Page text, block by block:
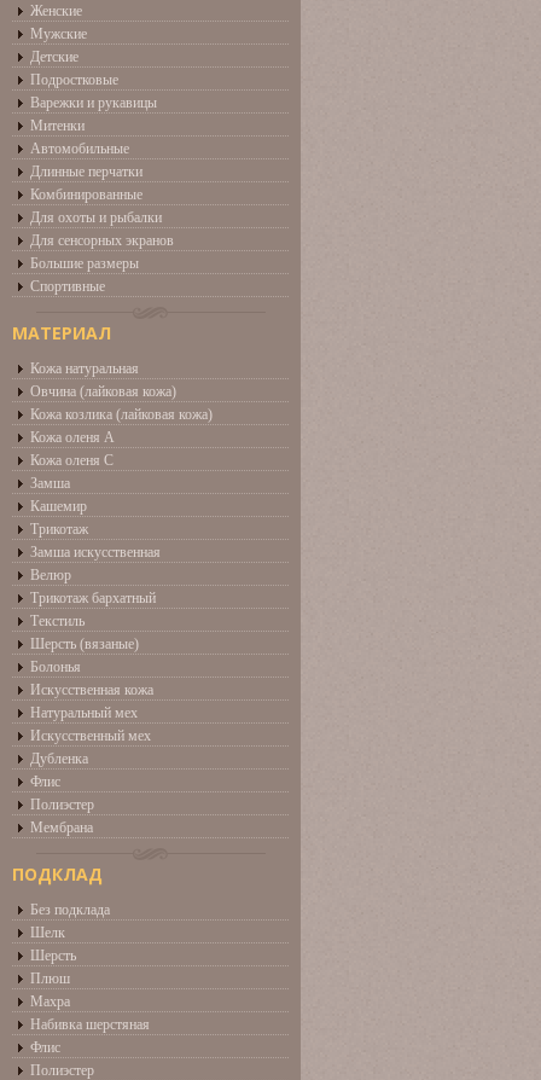
Женские
Мужские
Детские
Подростковые
Варежки и рукавицы
Митенки
Автомобильные
Длинные перчатки
Комбинированные
Для охоты и рыбалки
Для сенсорных экранов
Большие размеры
Спортивные
МАТЕРИАЛ
Кожа натуральная
Овчина (лайковая кожа)
Кожа козлика (лайковая кожа)
Кожа оленя А
Кожа оленя С
Замша
Кашемир
Трикотаж
Замша искусственная
Велюр
Трикотаж бархатный
Текстиль
Шерсть (вязаные)
Болонья
Искусственная кожа
Натуральный мех
Искусственный мех
Дубленка
Флис
Полиэстер
Мембрана
ПОДКЛАД
Без подклада
Шелк
Шерсть
Плюш
Махра
Набивка шерстяная
Флис
Полиэстер